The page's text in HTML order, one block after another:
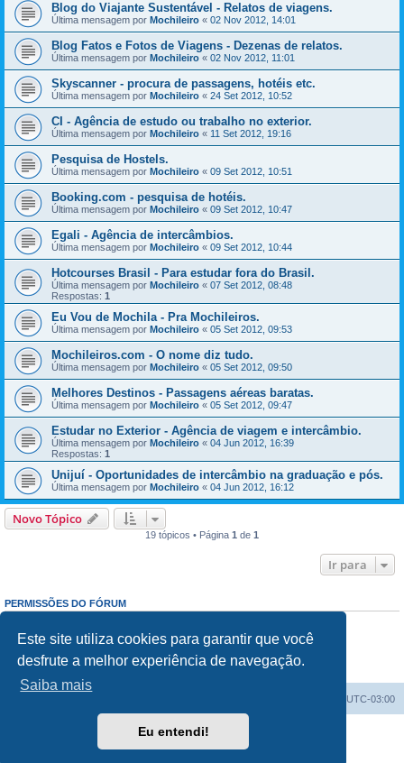
Este site utiliza cookies para garantir que você
desfrute a melhor experiência de navegação.
Saiba mais
Eu entendi!
Blog do Viajante Sustentável - Relatos de viagens.
Última mensagem por Mochileiro « 02 Nov 2012, 14:01
Blog Fatos e Fotos de Viagens - Dezenas de relatos.
Última mensagem por Mochileiro « 02 Nov 2012, 11:01
Skyscanner - procura de passagens, hotéis etc.
Última mensagem por Mochileiro « 24 Set 2012, 10:52
CI - Agência de estudo ou trabalho no exterior.
Última mensagem por Mochileiro « 11 Set 2012, 19:16
Pesquisa de Hostels.
Última mensagem por Mochileiro « 09 Set 2012, 10:51
Booking.com - pesquisa de hotéis.
Última mensagem por Mochileiro « 09 Set 2012, 10:47
Egali - Agência de intercâmbios.
Última mensagem por Mochileiro « 09 Set 2012, 10:44
Hotcourses Brasil - Para estudar fora do Brasil.
Última mensagem por Mochileiro « 07 Set 2012, 08:48
Respostas: 1
Eu Vou de Mochila - Pra Mochileiros.
Última mensagem por Mochileiro « 05 Set 2012, 09:53
Mochileiros.com - O nome diz tudo.
Última mensagem por Mochileiro « 05 Set 2012, 09:50
Melhores Destinos - Passagens aéreas baratas.
Última mensagem por Mochileiro « 05 Set 2012, 09:47
Estudar no Exterior - Agência de viagem e intercâmbio.
Última mensagem por Mochileiro « 04 Jun 2012, 16:39
Respostas: 1
Unijuí - Oportunidades de intercâmbio na graduação e pós.
Última mensagem por Mochileiro « 04 Jun 2012, 16:12
Novo Tópico
19 tópicos • Página 1 de 1
Ir para
PERMISSÕES DO FÓRUM
Responder mensagens:
Proibido
Editar mensagens:Proibido
Excluir mensagens:Proibido
UTC-03:00
phpBB® Forum Software © phpBB Limited
Suporte phpBB